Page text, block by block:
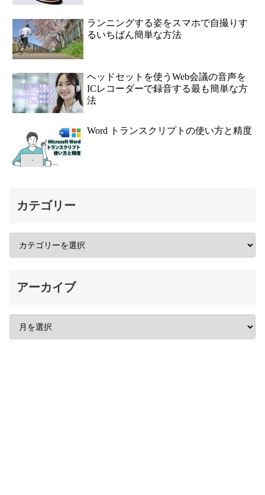
ランニングする姿をスマホで自撮りす
るいちばん簡単な方法
ヘッドセットを使うWeb会議の音声を
ICレコーダーで録音する最も簡単な方
法
Word トランスクリプトの使い方と精度
カテゴリー
アーカイブ